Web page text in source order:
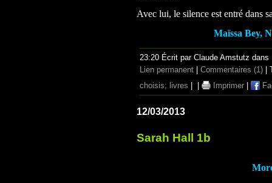
Avec lui, le silence est entré dans
Maïssa Bey,
23:20 Écrit par Claude Amstutz dans
Lien permanent
Commentaires (1) |
choisis; livres
Imprimer
12/03/2013
Sarah Hall 1b